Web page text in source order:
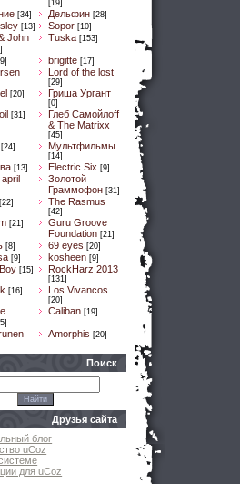
[19]
[34] Дельфин [28]
[13] Sopor [10]
John
Tuska [153]
brigitte [17]
Lord of the lost
[29]
[20] Гриша Ургант
[0]
[31]
Глеб Самойлоff
& The Matrixx
[45]
[24] Мультфильмы
[14]
[13] Electric Six [9]
Золотой
Граммофон [31]
[22] The Rasmus
[42]
[21]
Guru Groove
Foundation [21]
[8] 69 eyes [20]
[9] kosheen [9]
[15] RockHarz 2013
[131]
[16] Los Vivancos
[20]
Caliban [19]
Amorphis [20]
Поиск
Друзья сайта
блог
uCoz
для uCoz